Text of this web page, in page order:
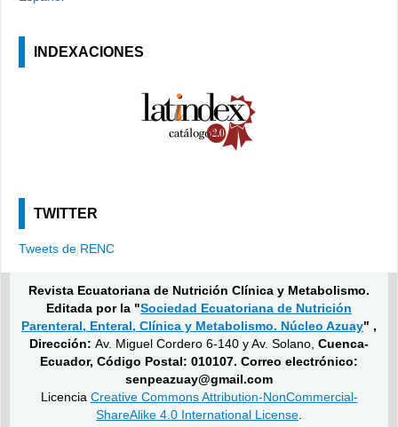
INDEXACIONES
TWITTER
Tweets de RENC
Revista Ecuatoriana de Nutrición Clínica y Metabolismo.
Editada por la "Sociedad Ecuatoriana de Nutrición
Parenteral, Enteral, Clínica y Metabolismo. Núcleo Azuay" ,
Dirección: Av. Miguel Cordero 6-140 y Av. Solano, Cuenca-
Ecuador, Código Postal: 010107. Correo electrónico:
senpeazuay@gmail.com
Licencia Creative Commons Attribution-NonCommercial-
ShareAlike 4.0 International License